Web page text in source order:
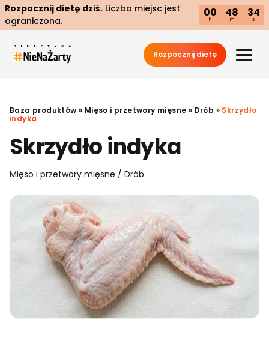
Rozpocznij dietę dziś. Liczba miejsc jest
ograniczona.
00
h
48
m
33
s
Rozpocznij dietę
Baza produktów » Mięso i przetwory mięsne » Drób » Skrzydło
indyka
Skrzydło indyka
Mięso i przetwory mięsne / Drób